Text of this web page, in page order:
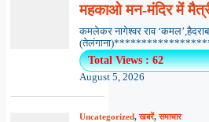
महकाओ मन-मंदिर में
कमलेकर नागेश्वर राव
Total Views : 62
August 5, 2026
Uncategorized,खबरें,समाचार